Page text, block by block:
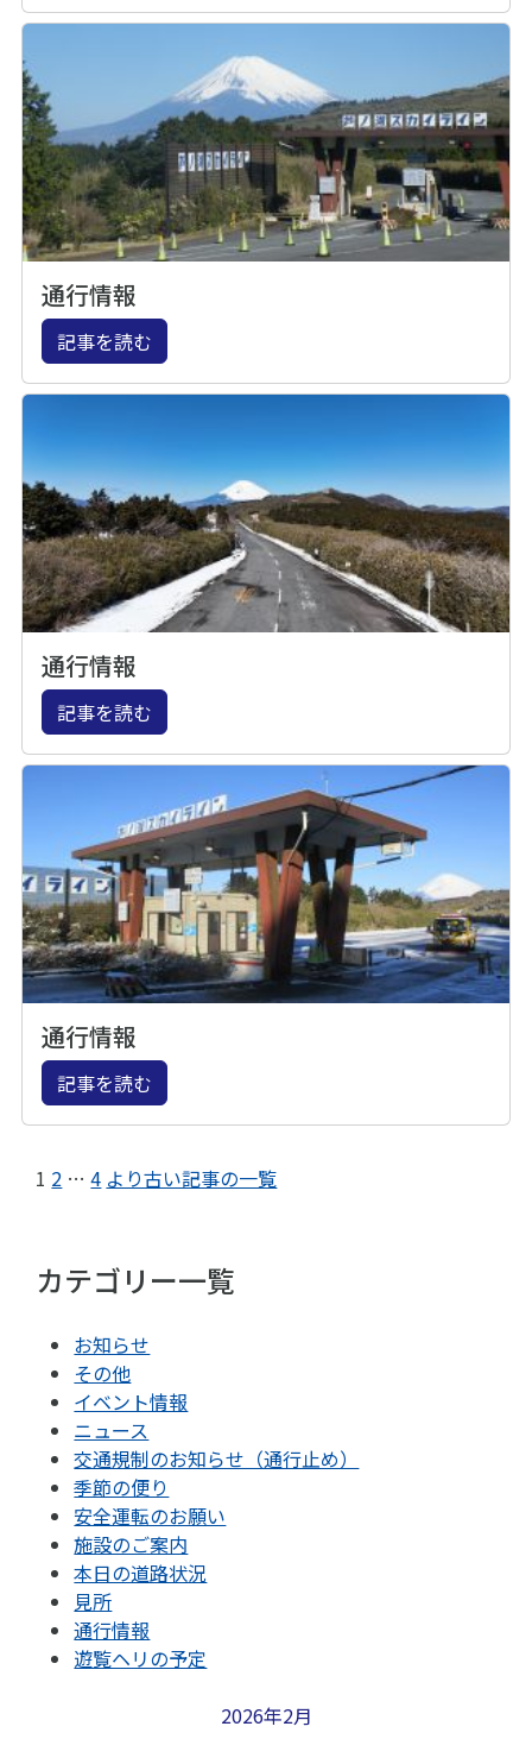
通行情報
記事を読む
通行情報
記事を読む
通行情報
記事を読む
1 2 … 4 より古い記事の一覧
カテゴリー一覧
お知らせ
その他
イベント情報
ニュース
交通規制のお知らせ（通行止め）
季節の便り
安全運転のお願い
施設のご案内
本日の道路状況
見所
通行情報
遊覧ヘリの予定
2026年2月